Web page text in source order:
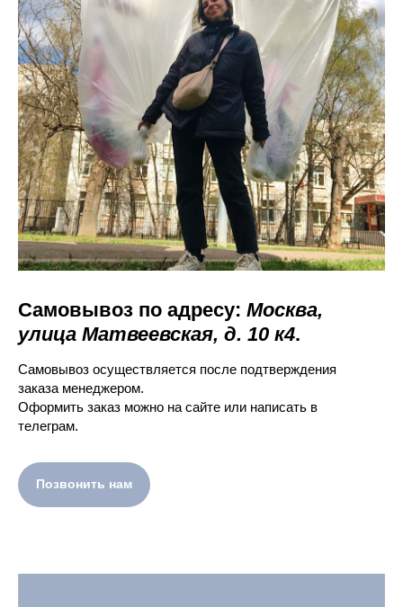
Самовывоз по адресу: Москва,
улица Матвеевская, д. 10 к4.
Самовывоз осуществляется после подтверждения
заказа менеджером.
Оформить заказ можно на сайте или написать в
телеграм.
Позвонить нам